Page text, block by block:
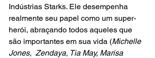
Indústrias Starks. Ele desempenha
realmente seu papel como um super-
herói, abraçando todos aqueles que
são importantes em sua vida (Michelle
Jones,  Zendaya, Tia May, Marisa